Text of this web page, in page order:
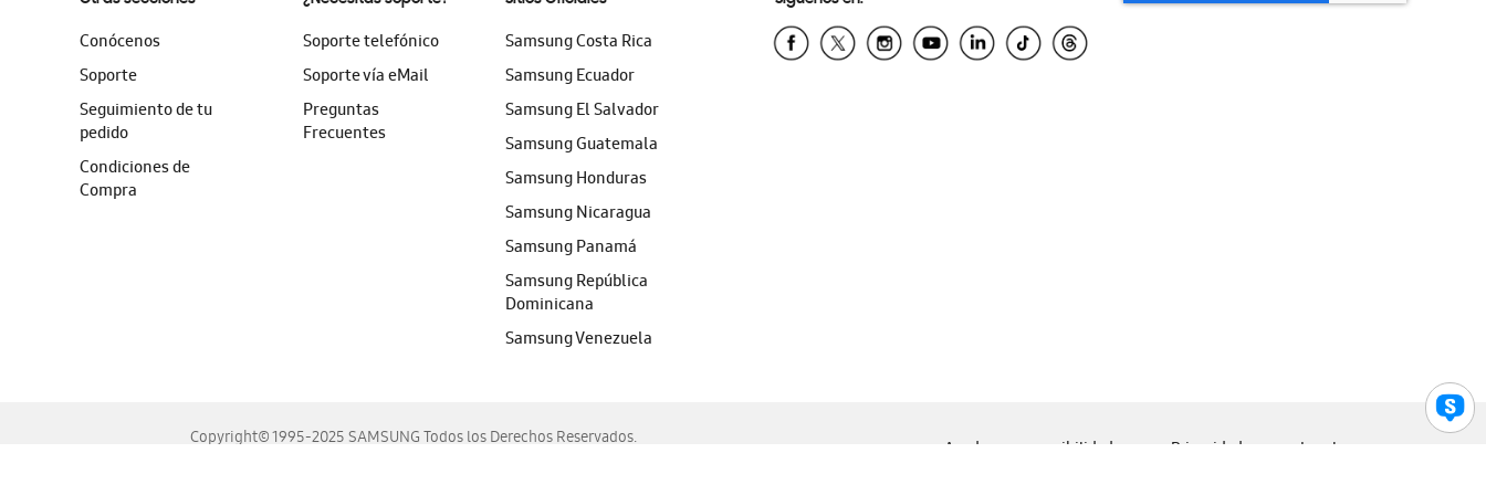
Conócenos
Soporte
Seguimiento de tu
pedido
Condiciones de
Compra
Soporte telefónico
Soporte vía eMail
Preguntas
Frecuentes
Samsung Costa Rica
Samsung Ecuador
Samsung El Salvador
Samsung Guatemala
Samsung Honduras
Samsung Nicaragua
Samsung Panamá
Samsung República
Dominicana
Samsung Venezuela
Copyright© 1995-2025 SAMSUNG Todos los Derechos Reservados.
Ayuda para accesibilidad Privacidad Legal